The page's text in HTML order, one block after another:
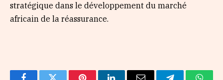
stratégique dans le développement du marché
africain de la réassurance.